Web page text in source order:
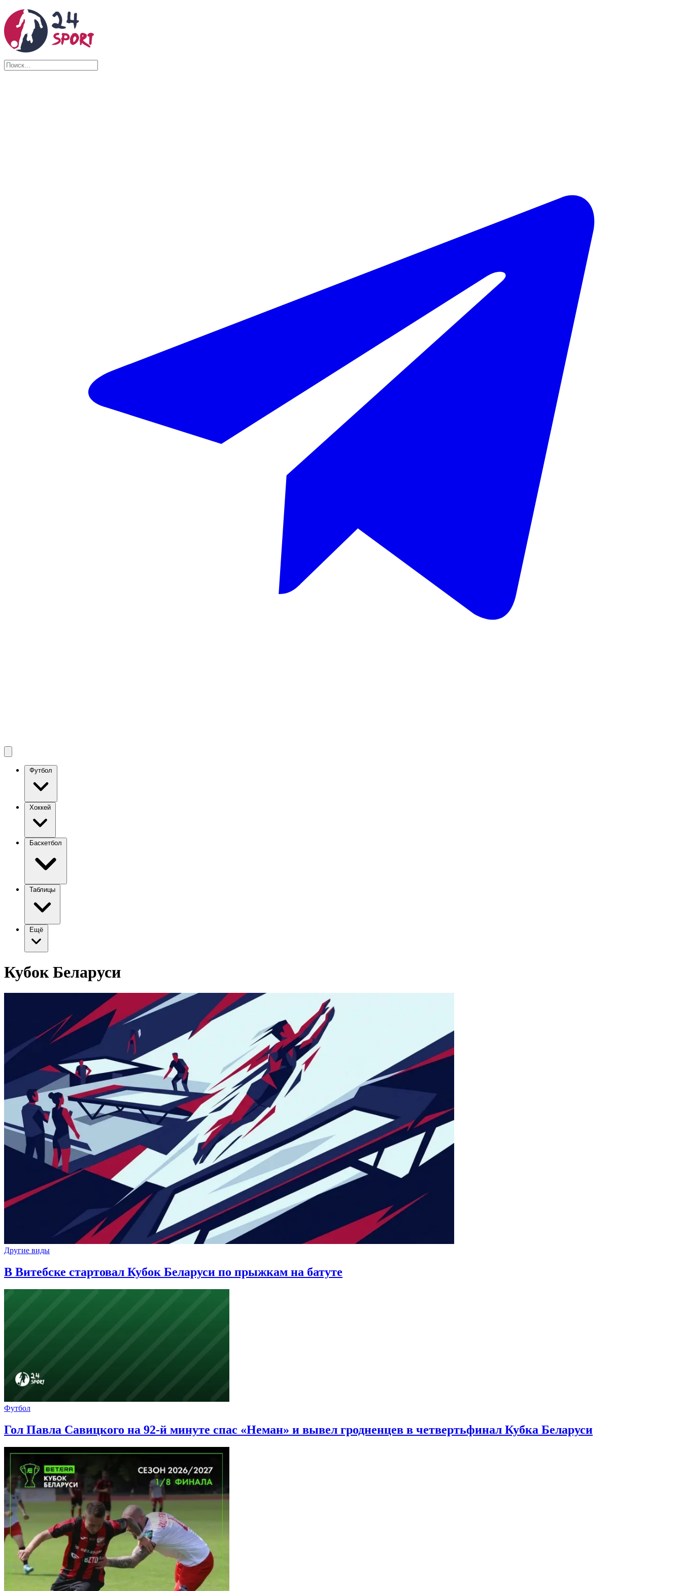
Футбол
Хоккей
Баскетбол
Таблицы
Ещё
Кубок Беларуси
Другие виды
В Витебске стартовал Кубок Беларуси по прыжкам на батуте
Футбол
Гол Павла Савицкого на 92-й минуте спас «Неман» и вывел гродненцев в четвертьфинал Кубка Беларуси